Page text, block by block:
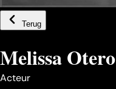
Terug
Melissa Otero
Acteur